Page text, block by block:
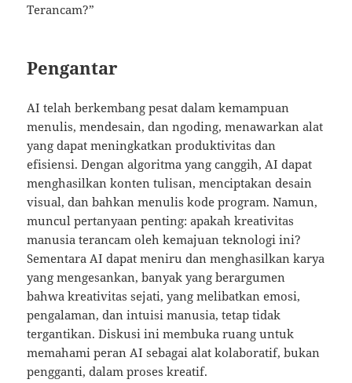
Terancam?”
Pengantar
AI telah berkembang pesat dalam kemampuan
menulis, mendesain, dan ngoding, menawarkan alat
yang dapat meningkatkan produktivitas dan
efisiensi. Dengan algoritma yang canggih, AI dapat
menghasilkan konten tulisan, menciptakan desain
visual, dan bahkan menulis kode program. Namun,
muncul pertanyaan penting: apakah kreativitas
manusia terancam oleh kemajuan teknologi ini?
Sementara AI dapat meniru dan menghasilkan karya
yang mengesankan, banyak yang berargumen
bahwa kreativitas sejati, yang melibatkan emosi,
pengalaman, dan intuisi manusia, tetap tidak
tergantikan. Diskusi ini membuka ruang untuk
memahami peran AI sebagai alat kolaboratif, bukan
pengganti, dalam proses kreatif.